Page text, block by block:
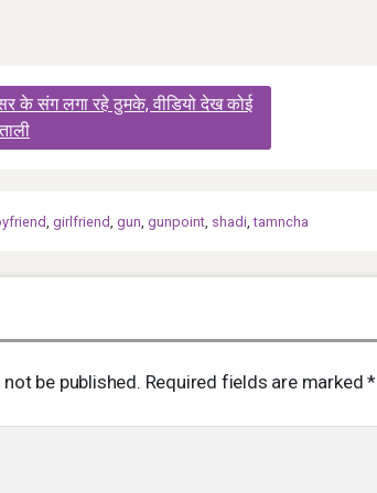
के संग लगा रहे ठुमके, वीडियो देख कोई
, girlfriend, gun, gunpoint, shadi,tamncha
be published. Required fields are marked*